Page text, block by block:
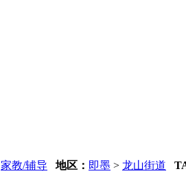
家教/辅导 地区： 即墨 > 龙山街道